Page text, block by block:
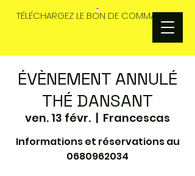
TÉLÉCHARGEZ LE BON DE COMMANDES
ÉVÈNEMENT ANNULÉ
THÉ DANSANT
ven. 13 févr.
  |
Francescas
Informations et réservations au
0680962034